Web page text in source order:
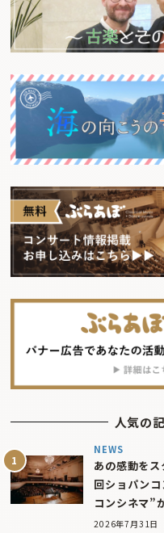
人気の
NEWS
あの感動を
回ショパン
コンシネマ”
2026年7月31日